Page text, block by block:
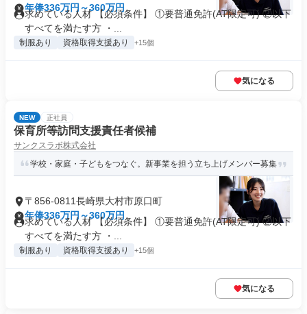
年俸336万円～360万円
求めている人材 【必須条件】 ①要普通免許(AT限定可) ②以下
すべてを満たす方 ・...
制服あり 資格取得支援あり +15個
気になる
NEW 正社員
保育所等訪問支援責任者候補
サンクスラボ株式会社
学校・家庭・子どもをつなぐ。新事業を担う立ち上げメンバー募集
〒856-0811長崎県大村市原口町
年俸336万円～360万円
求めている人材 【必須条件】 ①要普通免許(AT限定可) ②以下
すべてを満たす方 ・...
制服あり 資格取得支援あり +15個
気になる